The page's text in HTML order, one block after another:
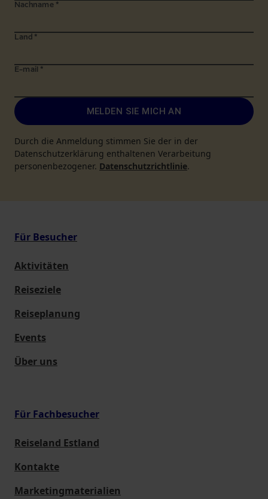
Nachname *
Land *
E-mail *
MELDEN SIE MICH AN
Durch die Anmeldung stimmen Sie der in der
Datenschutzerklärung enthaltenen Verarbeitung
personenbezogener. Datenschutzrichtlinie.
Für Besucher
Aktivitäten
Reiseziele
Reiseplanung
Events
Über uns
Für Fachbesucher
Reiseland Estland
Kontakte
Marketingmaterialien